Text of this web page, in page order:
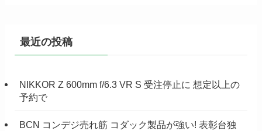
最近の投稿
NIKKOR Z 600mm f/6.3 VR S 受注停止に 想定以上の
予約で
BCN コンデジ売れ筋 コダック製品が強い! 表彰台独